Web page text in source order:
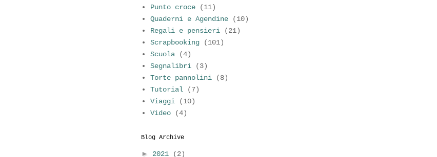
Punto croce
(11)
Quaderni e Agendine
(10)
Regali e pensieri
(21)
Scrapbooking
(101)
Scuola
(4)
Segnalibri
(3)
Torte pannolini
(8)
Tutorial
(7)
Viaggi
(10)
Video
(4)
Blog Archive
► 2021
(2)